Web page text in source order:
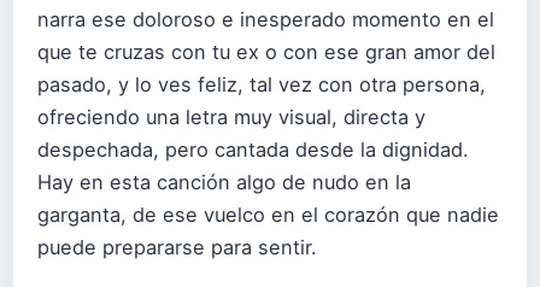
narra ese doloroso e inesperado momento en el
que te cruzas con tu ex o con ese gran amor del
pasado, y lo ves feliz, tal vez con otra persona,
ofreciendo una letra muy visual, directa y
despechada, pero cantada desde la dignidad.
Hay en esta canción algo de nudo en la
garganta, de ese vuelco en el corazón que nadie
puede prepararse para sentir.